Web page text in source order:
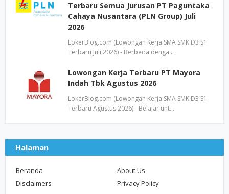
Terbaru Semua Jurusan PT Paguntaka
Cahaya Nusantara (PLN Group) Juli
2026
LokerBlog.com (Lowongan Kerja SMA SMK D3 S1
Terbaru Juli 2026) - Berbeda denga…
Lowongan Kerja Terbaru PT Mayora
Indah Tbk Agustus 2026
LokerBlog.com (Lowongan Kerja SMA SMK D3 S1
Terbaru Agustus 2026) - Belajar unt…
Halaman
Beranda
About Us
Disclaimers
Privacy Policy